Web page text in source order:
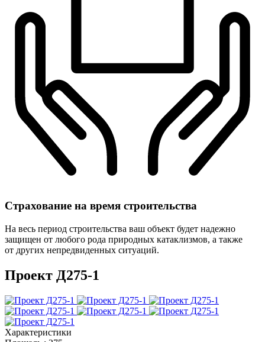
Страхование на время строительства
На весь период строительства ваш объект будет надежно
защищен от любого рода природных катаклизмов, а также
от других непредвиденных ситуаций.
Проект Д275-1
Характеристики